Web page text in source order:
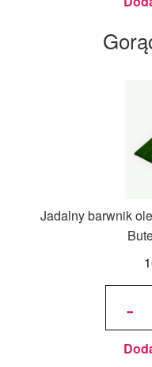
Jadalny barwnik
-
ilość
olejowy
Food
Colours -